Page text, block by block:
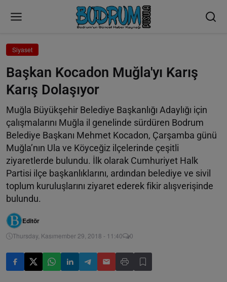
Siyaset
Başkan Kocadon Muğla'yı Karış
Karış Dolaşıyor
Muğla Büyükşehir Belediye Başkanlığı Adaylığı için
çalışmalarını Muğla il genelinde sürdüren Bodrum
Belediye Başkanı Mehmet Kocadon, Çarşamba günü
Muğla’nın Ula ve Köyceğiz ilçelerinde çeşitli
ziyaretlerde bulundu. İlk olarak Cumhuriyet Halk
Partisi ilçe başkanlıklarını, ardından belediye ve sivil
toplum kuruluşlarını ziyaret ederek fikir alışverişinde
bulundu.
Editör
Thursday, Kasımember 29, 2018 - 11:40 0